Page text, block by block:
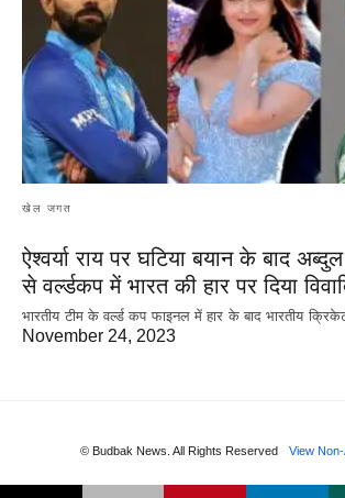
खेल जगत
ऐश्वर्या राय पर‌ घटिया बयान के बाद
से वर्ल्डकप में भारत की हार पर दिया
भारतीय टीम के वर्ल्ड कप फाइनल में हार के‌ बाद भारतीय
November 24, 2023
© Budbak News. All Rights Reserved View